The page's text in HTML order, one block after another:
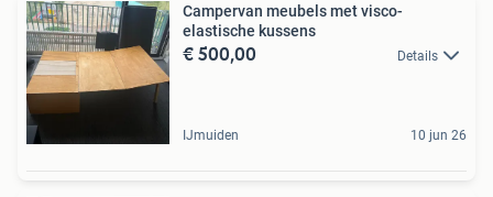
Campervan meubels met visco-
elastische kussens
€ 500,00 Details
IJmuiden 10 jun 26